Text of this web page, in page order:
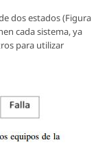
dos estados (Figura
cada sistema, ya
para utilizar